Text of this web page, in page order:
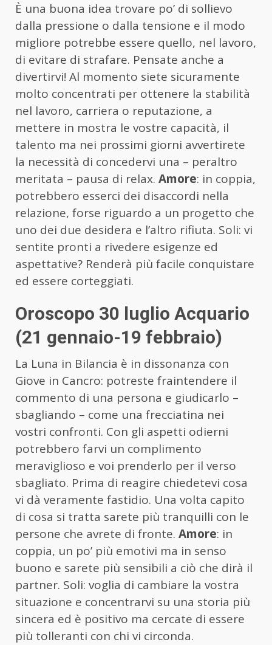
È una buona idea trovare po’ di sollievo
dalla pressione o dalla tensione e il modo
migliore potrebbe essere quello, nel lavoro,
di evitare di strafare. Pensate anche a
divertirvi! Al momento siete sicuramente
molto concentrati per ottenere la stabilità
nel lavoro, carriera o reputazione, a
mettere in mostra le vostre capacità, il
talento ma nei prossimi giorni avvertirete
la necessità di concedervi una – peraltro
meritata – pausa di relax. Amore: in coppia,
potrebbero esserci dei disaccordi nella
relazione, forse riguardo a un progetto che
uno dei due desidera e l’altro rifiuta. Soli: vi
sentite pronti a rivedere esigenze ed
aspettative? Renderà più facile conquistare
ed essere corteggiati.
Oroscopo 30 luglio Acquario
(21 gennaio-19 febbraio)
La Luna in Bilancia è in dissonanza con
Giove in Cancro: potreste fraintendere il
commento di una persona e giudicarlo –
sbagliando – come una frecciatina nei
vostri confronti. Con gli aspetti odierni
potrebbero farvi un complimento
meraviglioso e voi prenderlo per il verso
sbagliato. Prima di reagire chiedetevi cosa
vi dà veramente fastidio. Una volta capito
di cosa si tratta sarete più tranquilli con le
persone che avrete di fronte. Amore: in
coppia, un po’ più emotivi ma in senso
buono e sarete più sensibili a ciò che dirà il
partner. Soli: voglia di cambiare la vostra
situazione e concentrarvi su una storia più
sincera ed è positivo ma cercate di essere
più tolleranti con chi vi circonda.